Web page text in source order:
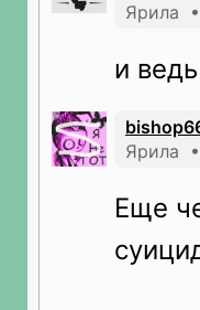
Ярила
и
Ярила
Еще